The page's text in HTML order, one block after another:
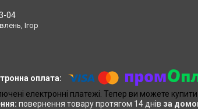
04
Ігор
електронні платежі. Тепер ви можете
повернення товару протягом 14 днів за